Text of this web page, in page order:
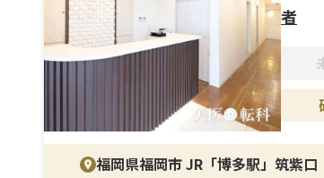
者
福岡県福岡市 JR「博多駅」筑紫口